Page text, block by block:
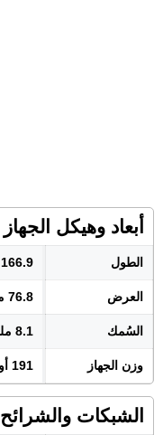
أبعاد وهيكل الجهاز
الطول 166.9 ملم
العرض 76.8 ملم
السُمك 8.1 ملم
وزن الجهاز 191 أو 193 غرام
الشبكات والشرائح